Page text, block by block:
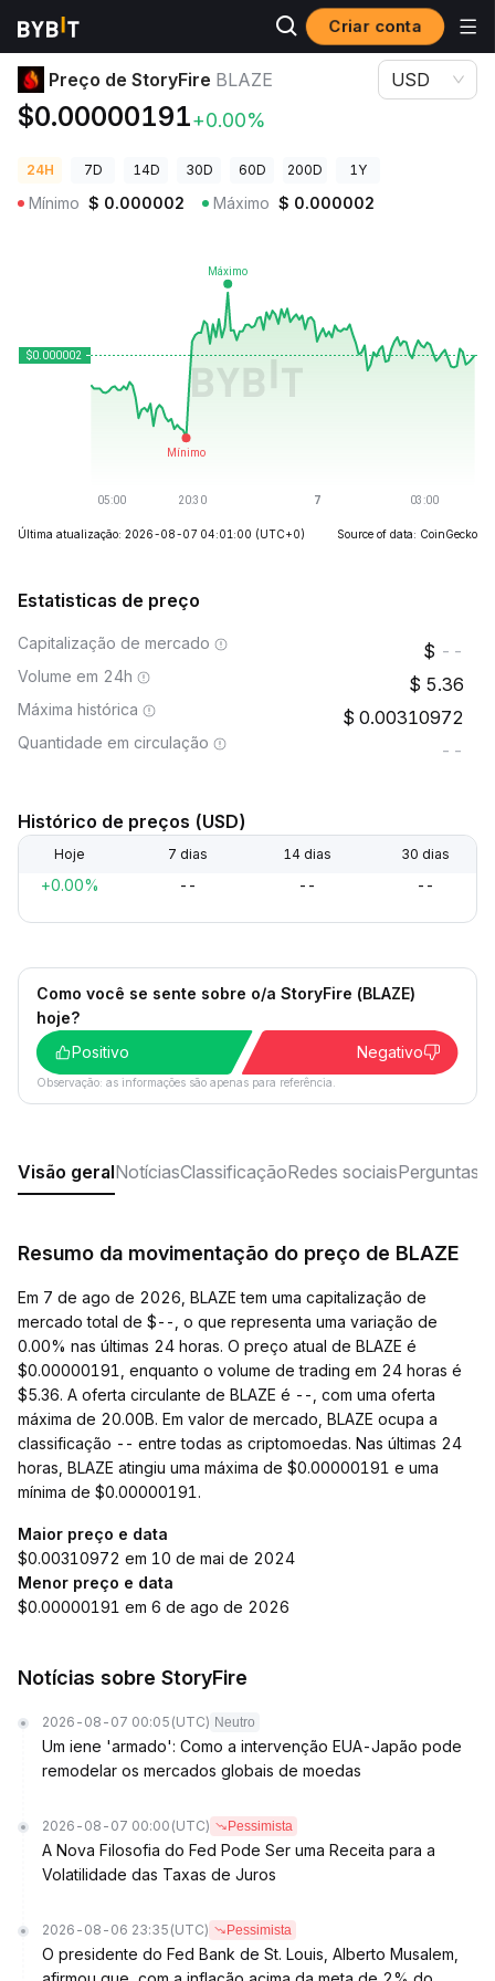
Criar conta
Preços de Criptomoedas Preço de StoryFire BLAZE
Preço de StoryFire BLAZE
$0.00000191+0.00%
USD
24H 7D 14D 30D 60D 200D 1Y
Mínimo $ 0.000002 Máximo $ 0.000002
Última atualização: 2026-08-07 04:01:00 (UTC+0) Source of data: CoinGecko
Estatisticas de preço
Capitalização de mercado --
Volume em 24h 5.36
Máxima histórica 0.00310972
Quantidade em circulação --
Histórico de preços (USD)
Hoje 7 dias 14 dias 30 dias
+0.00% -- -- --
Como você se sente sobre o/a StoryFire (BLAZE)
hoje?
Positivo
Negativo
Observação: as informações são apenas para referência.
Visão geralNotíciasClassificaçãoRedes sociaisPerguntas
Resumo da movimentação do preço de BLAZE
Em 7 de ago de 2026, BLAZE tem uma capitalização de
mercado total de $--, o que representa uma variação de
0.00% nas últimas 24 horas. O preço atual de BLAZE é
$0.00000191, enquanto o volume de trading em 24 horas é
$5.36. A oferta circulante de BLAZE é --, com uma oferta
máxima de 20.00B. Em valor de mercado, BLAZE ocupa a
classificação -- entre todas as criptomoedas. Nas últimas 24
horas, BLAZE atingiu uma máxima de $0.00000191 e uma
mínima de $0.00000191.
Maior preço e data
$0.00310972 em 10 de mai de 2024
Menor preço e data
$0.00000191 em 6 de ago de 2026
Notícias sobre StoryFire
2026-08-07 00:05 (UTC) Neutro
Um iene 'armado': Como a intervenção EUA-Japão pode
remodelar os mercados globais de moedas
2026-08-07 00:00 (UTC) Pessimista
A Nova Filosofia do Fed Pode Ser uma Receita para a
Volatilidade das Taxas de Juros
2026-08-06 23:35 (UTC) Pessimista
O presidente do Fed Bank de St. Louis, Alberto Musalem,